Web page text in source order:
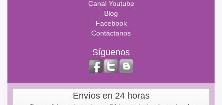
Canal Youtube
Blog
Facebook
Contáctanos
Síguenos
Envíos en 24 horas